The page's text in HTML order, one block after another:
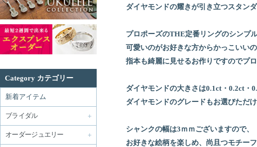
Category カテゴリー
新着アイテム
ブライダル
オーダージュエリー
ダイヤモンドの耀きが引き立つスタン
プロポーズのTHE定番リングのシンプ
可愛いのがお好きな方からかっこいい
指本も綺麗に見せるお作りですのでプ
ダイヤモンドの大きさは0.1ct・0.2ct・
ダイヤモンドのグレードもお選びただけ
シャンクの幅は3ｍｍございますので、
お好きな絵柄を楽しめ、尚且つモチー